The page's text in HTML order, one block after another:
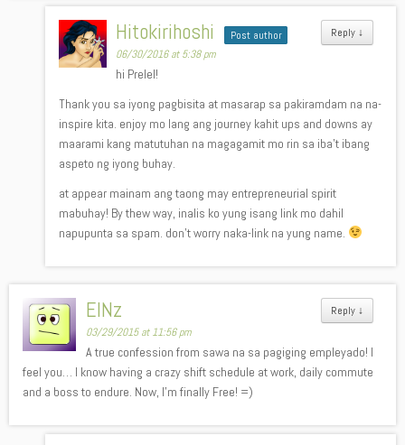
Reply ↓
Hitokirihoshi Post author
06/30/2016 at 5:38 pm
hi Prelel!
Thank you sa iyong pagbisita at masarap sa pakiramdam na na-
inspire kita. enjoy mo lang ang journey kahit ups and downs ay
maarami kang matutuhan na magagamit mo rin sa iba’t ibang
aspeto ng iyong buhay.
at appear mainam ang taong may entrepreneurial spirit
mabuhay! By thew way, inalis ko yung isang link mo dahil
napupunta sa spam. don’t worry naka-link na yung name.
Reply ↓
EINz
03/29/2015 at 11:56 pm
A true confession from sawa na sa pagiging empleyado! I
feel you… I know having a crazy shift schedule at work, daily commute
and a boss to endure. Now, I’m finally Free! =)